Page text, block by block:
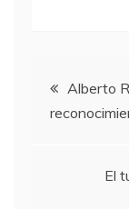
b
o
de
Alberto
El